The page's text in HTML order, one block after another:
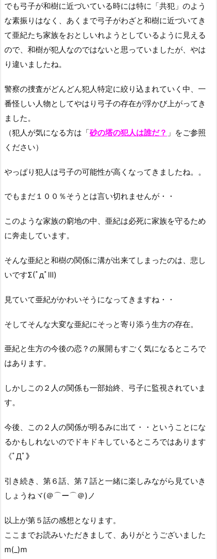
でも弓子が和樹に近づいている時には特に「共犯」のよう
な素振りはなく、あくまで弓子がわざと和樹に近づいてき
て亜紀たち家族をおとしいれようとしているように見える
ので、和樹が犯人なのではないと思っていましたが、やは
り違いましたね。
警察の捜査がどんどん犯人特定に絞り込まれていく中、一
番怪しい人物としてやはり弓子の存在が浮かび上がってき
ました。
（犯人が気になる方は「砂の塔の犯人は誰だ？ 」をご参照
ください）
やっぱり犯人は弓子の可能性が高くなってきましたね。。
でもまだ１００％そうとは言い切れませんが・・
このような家族の窮地の中、亜紀は必死に家族を守るため
に奔走しています。
そんな亜紀と和樹の関係に溝が出来てしまったのは、悲し
いですΣ(ﾟдﾟlll)
見ていて亜紀がかわいそうになってきますね・・
そしてそんな大変な亜紀にそっと寄り添う生方の存在。
亜紀と生方の今後の恋？の展開もすごく気になるところで
はあります。
しかしこの２人の関係も一部始終、弓子に監視されていま
す。
今後、この２人の関係が明るみに出て・・ということにな
るかもしれないのでドキドキしているところではあります
《ﾟДﾟ》
引き続き、第６話、第７話と一緒に楽しみながら見ていき
しょうねヾ(＠⌒ー⌒＠)ノ
以上が第５話の感想となります。
ここまでお読みいただきまして、ありがとうございました
m(_)m